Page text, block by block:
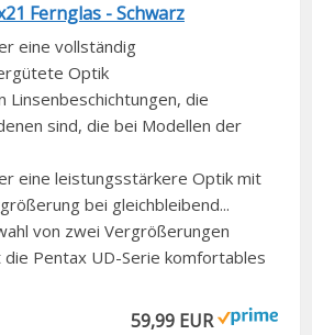
Fernglas - Schwarz
eine vollständig
Optik
Linsenbeschichtungen, die
sind, die bei Modellen der
eine leistungsstärkere Optik mit
bei gleichbleibend...
von zwei Vergrößerungen
Pentax UD-Serie komfortables
59,99 EUR